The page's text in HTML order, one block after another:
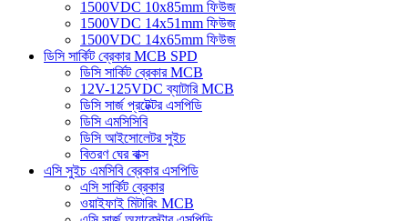
1500VDC 10x85mm ফিউজ
1500VDC 14x51mm ফিউজ
1500VDC 14x65mm ফিউজ
ডিসি সার্কিট ব্রেকার MCB SPD
ডিসি সার্কিট ব্রেকার MCB
12V-125VDC ব্যাটারি MCB
ডিসি সার্জ প্রটেক্টর এসপিডি
ডিসি এমসিসিবি
ডিসি আইসোলেটর সুইচ
বিতরণ ঘের বাক্স
এসি সুইচ এমসিবি ব্রেকার এসপিডি
এসি সার্কিট ব্রেকার
ওয়াইফাই মিটারিং MCB